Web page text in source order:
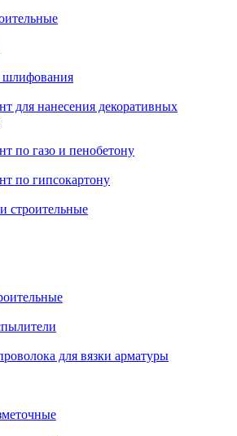
шлифования
для нанесения декоративных
по газо и пенобетону
по гипсокартону
строительные
для вязки арматуры